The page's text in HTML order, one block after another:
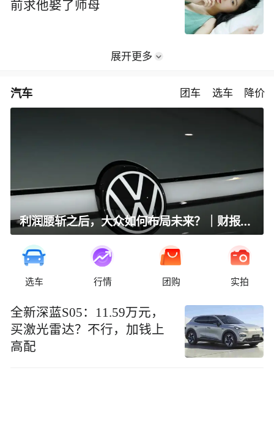
前求他娶了师母
展开更多
汽车 团车 选车 降价
利润腰斩之后，大众如何布局未来？｜财报全视角
选车 行情 团购 实拍
全新深蓝S05：11.59万元，
买激光雷达？不行，加钱上
高配